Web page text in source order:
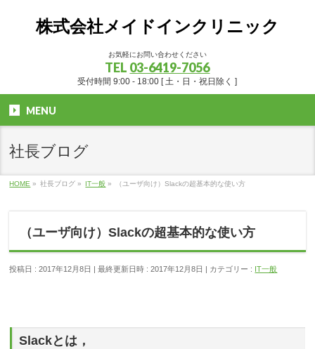
株式会社メイドインクリニック
お気軽にお問い合わせください
TEL 03-6419-7056
受付時間 9:00 - 18:00 [ 土・日・祝日除く ]
MENU
社長ブログ
HOME » 社長ブログ » IT一般 » （ユーザ向け）Slackの超基本的な使い方
（ユーザ向け）Slackの超基本的な使い方
投稿日 : 2017年12月8日 最終更新日時 : 2017年12月8日 カテゴリー : IT一般
Slackとは，